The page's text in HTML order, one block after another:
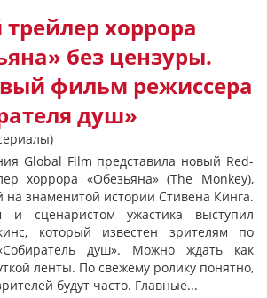
хоррора
без цензуры.
фильм режиссера
душ»
Global Film представила новый Red-
хоррора «Обезьяна» (The Monkey),
на знаменитой истории Стивена Кинга.
и сценаристом ужастика выступил
который известен зрителям по
душ». Можно ждать как
ленты. По свежему ролику понятно,
будут часто. Главные...